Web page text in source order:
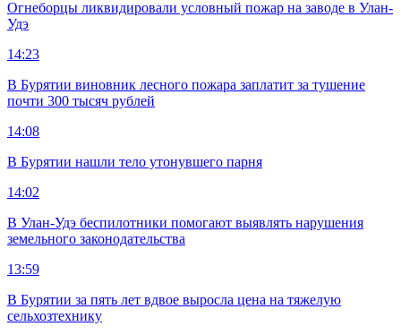
Огнеборцы ликвидировали условный пожар на заводе в Улан-
Удэ
14:23
В Бурятии виновник лесного пожара заплатит за тушение
почти 300 тысяч рублей
14:08
В Бурятии нашли тело утонувшего парня
14:02
В Улан-Удэ беспилотники помогают выявлять нарушения
земельного законодательства
13:59
В Бурятии за пять лет вдвое выросла цена на тяжелую
сельхозтехнику